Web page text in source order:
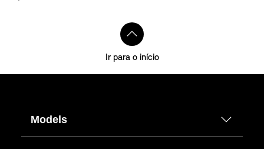
Ir para o início
Models